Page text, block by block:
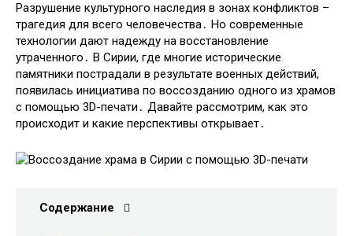
Разрушение культурного наследия в зонах конфликтов –
трагедия для всего человечества․ Но современные
технологии дают надежду на восстановление
утраченного․ В Сирии, где многие исторические
памятники пострадали в результате военных действий,
появилась инициатива по воссозданию одного из храмов
с помощью 3D-печати․ Давайте рассмотрим, как это
происходит и какие перспективы открывает․
Содержание